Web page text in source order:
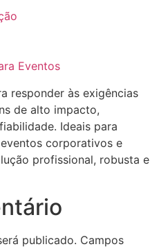
responder às exigências
de alto impacto,
Ideais para
corporativos e
profissional, robusta e
publicado. Campos